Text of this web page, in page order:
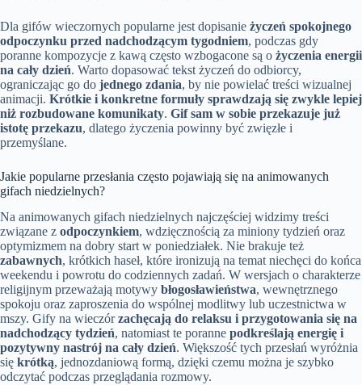
Dla gifów wieczornych popularne jest dopisanie życzeń spokojnego
odpoczynku przed nadchodzącym tygodniem, podczas gdy
poranne kompozycje z kawą często wzbogacone są o życzenia energii
na cały dzień. Warto dopasować tekst życzeń do odbiorcy,
ograniczając go do jednego zdania, by nie powielać treści wizualnej
animacji. Krótkie i konkretne formuły sprawdzają się zwykle lepiej
niż rozbudowane komunikaty. Gif sam w sobie przekazuje już
istotę przekazu, dlatego życzenia powinny być zwięzłe i
przemyślane.
Jakie popularne przesłania często pojawiają się na animowanych
gifach niedzielnych?
Na animowanych gifach niedzielnych najczęściej widzimy treści
związane z odpoczynkiem, wdzięcznością za miniony tydzień oraz
optymizmem na dobry start w poniedziałek. Nie brakuje też
zabawnych, krótkich haseł, które ironizują na temat niechęci do końca
weekendu i powrotu do codziennych zadań. W wersjach o charakterze
religijnym przeważają motywy błogosławieństwa, wewnętrznego
spokoju oraz zaproszenia do wspólnej modlitwy lub uczestnictwa w
mszy. Gify na wieczórzachęcają do relaksu i przygotowania się na
nadchodzący tydzień, natomiast te poranne podkreślają energię i
pozytywny nastrój na cały dzień. Większość tych przesłań wyróżnia
się krótką, jednozdaniową formą, dzięki czemu można je szybko
odczytać podczas przeglądania rozmowy.